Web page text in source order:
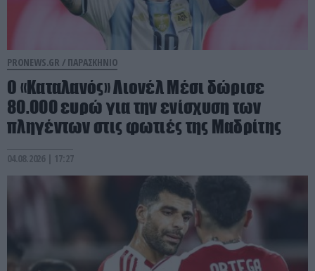
PRONEWS.GR / ΠΑΡΑΣΚΗΝΙΟ
Ο «Καταλανός» Λιονέλ Μέσι δώρισε
80.000 ευρώ για την ενίσχυση των
πληγέντων στις φωτιές της Μαδρίτης
04.08.2026 | 17:27